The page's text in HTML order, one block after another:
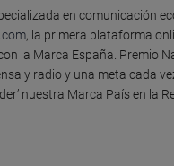
en comunicación
, la primera plataforma
la Marca España. Premio
y radio y una meta cada
nuestra Marca País en la